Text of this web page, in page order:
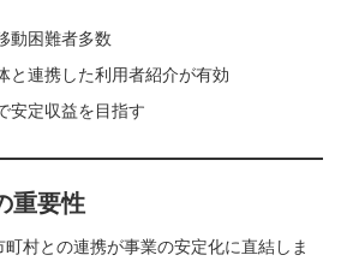
動困難者多数
と連携した利用者紹介が有効
安定収益を目指す
重要性
村との連携が事業の安定化に直結しま